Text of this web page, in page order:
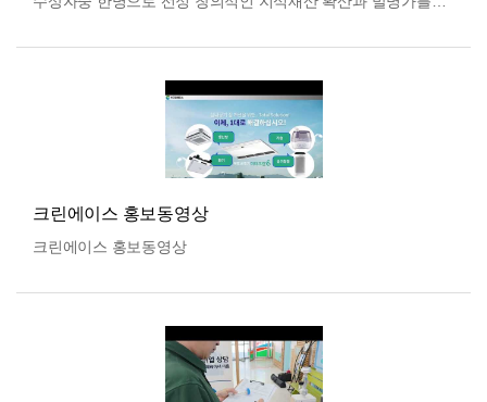
그래미가…
크린에이스 홍보동영상
크린에이스 홍보동영상